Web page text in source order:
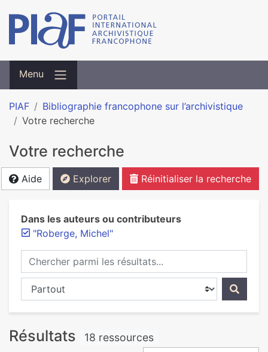
Menu
PIAF
Bibliographie francophone sur l’archivistique
Votre recherche
Votre recherche
Aide Explorer Réinitialiser la recherche
Dans les auteurs ou contributeurs
"Roberge, Michel"
Chercher parmi les résultats...
Chercher dans...
Résultats 18 ressources